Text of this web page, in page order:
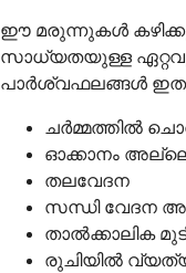
ഈ മരുന്നുകൾ
സാധ്യതയുള്ള
പാർശ്വഫലങ്ങൾ
ചർമ്മത്തിൽ
ഓക്കാനം
തലവേദന
സന്ധി വേദന
താൽക്കാലിക
രുചിയിൽ